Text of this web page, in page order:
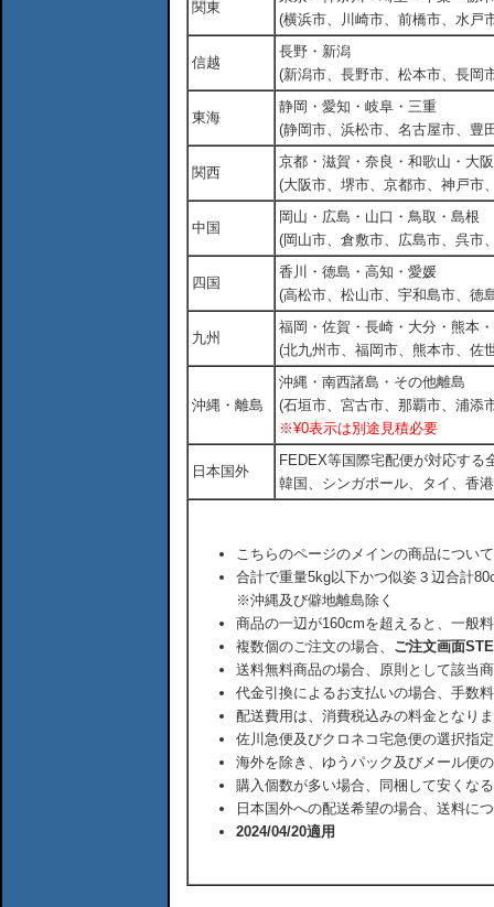
関東
(横浜市、川崎市、前橋市、水戸
信越
長野・新潟
(新潟市、長野市、松本市、長岡
東海
静岡・愛知・岐阜・三重
(静岡市、浜松市、名古屋市、豊
関西
京都・滋賀・奈良・和歌山・大
(大阪市、堺市、京都市、神戸市
中国
岡山・広島・山口・鳥取・島根
(岡山市、倉敷市、広島市、呉市
四国
香川・徳島・高知・愛媛
(高松市、松山市、宇和島市、徳
九州
福岡・佐賀・長崎・大分・熊本
(北九州市、福岡市、熊本市、佐
沖縄・離島
沖縄・南西諸島・その他離島
(石垣市、宮古市、那覇市、浦添
※¥0表示は別途見積必要
日本国外
FEDEX等国際宅配便が対応す
韓国、シンガポール、タイ、香
こちらのページのメインの商品につい
合計で重量5kg以下かつ似姿３辺合計
※沖縄及び僻地離島除く
商品の一辺が160cmを超えると、一般
複数個のご注文の場合、 ご注文画面
送料無料商品の場合、原則として該当
代金引換によるお支払いの場合、手数
配送費用は、消費税込みの料金となり
佐川急便及びクロネコ宅急便の選択指
海外を除き、ゆうパック及びメール便
購入個数が多い場合、同梱して安くな
日本国外への配送希望の場合、送料に
2024/04/20適用